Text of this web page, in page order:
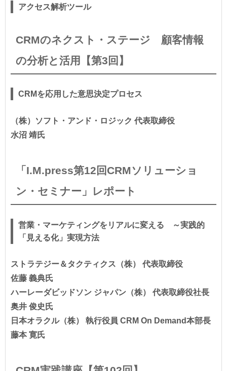
アクセス解析ツール
CRMのネクスト・ステージ 顧客情報
の分析と活用【第3回】
CRMを応用した意思決定プロセス
（株）ソフト・アンド・ロジック 代表取締役
水沼 靖氏
「I.M.press第12回CRMソリューショ
ン・セミナー」レポート
営業・マーケティングをリアルに変える ～実践的
「見える化」実現方法
ストラテジー＆タクティクス（株） 代表取締役
佐藤 義典氏
ハーレーダビッドソン ジャパン（株） 代表取締役社長
奥井 俊史氏
日本オラクル（株） 執行役員 CRM On Demand本部長
藤本 寛氏